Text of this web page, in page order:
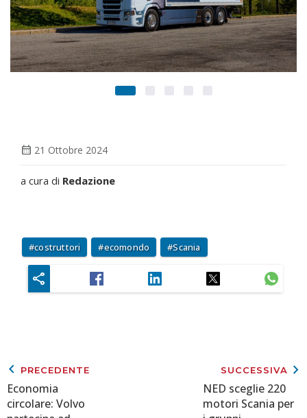
calendar_month 21 Ottobre 2024
a cura di Redazione
costruttori ecomondo Scania
keyboard_arrow_left PRECEDENTE
Economia
circolare: Volvo
SUCCESSIVA keyboard_arrow_right
NED sceglie 220
motori Scania per